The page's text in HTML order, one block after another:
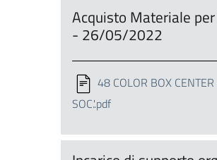
Acquisto Materiale per
- 26/05/2022
48 COLOR BOX
SOC.'.pdf